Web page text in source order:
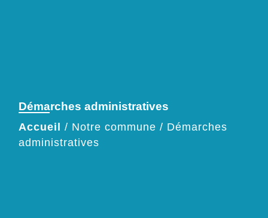
Démarches administratives
Accueil / Notre commune / Démarches
administratives